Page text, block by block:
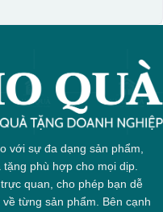
với sự đa dạng sản phẩm,
phù hợp cho mọi dịp.
quan, cho phép bạn dễ
từng sản phẩm. Bên cạnh